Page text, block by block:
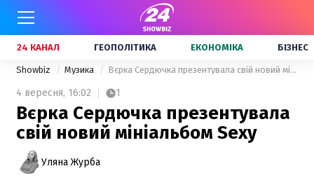
24 КАНАЛ ГЕОПОЛІТИКА ЕКОНОМІКА БІЗНЕС
Showbiz Музика Вєрка Сердючка презентувала свій новий мініальбом Sexy
4 вересня, 16:02 1
Вєрка Сердючка презентувала
свій новий мініальбом Sexy
Уляна Журба